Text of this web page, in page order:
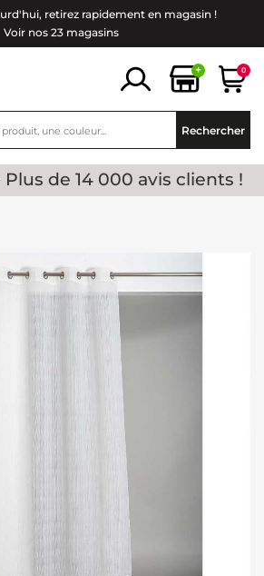
retirez rapidement en magasin !
Voir nos 23 magasins
+ 0
Rechercher
- Plus de 14 000 avis clients !